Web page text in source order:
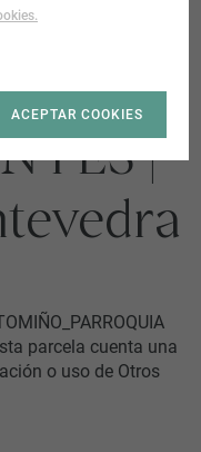
|
parcela cuenta una
o uso de Otros
ACEPTAR COOKIES